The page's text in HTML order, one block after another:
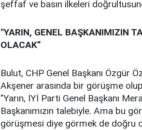
şeffaf ve basın ilkeleri
"YARIN, GENEL BAŞKANIMIZIN
OLACAK”
Bulut, CHP Genel Başkanı Özgür
Akşener arasında bir görüşme
"Yarın, İYİ Parti Genel Başkanı
Başkanımızın talebiyle. Ama bu
görüşmesi diye görmek de doğru